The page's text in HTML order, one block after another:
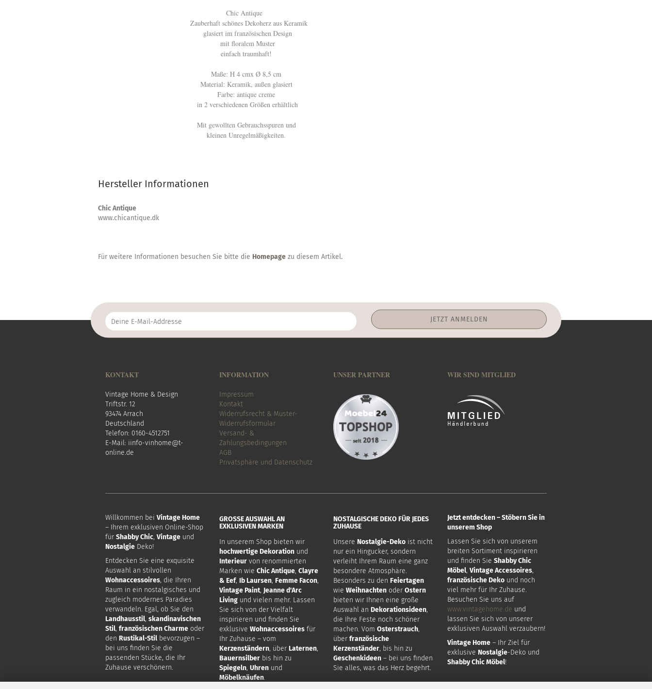
Chic Antique
Zauberhaft schönes Dekoherz aus Keramik
glasiert im französischen Design
mit floralem Muster
einfach traumhaft!
Maße: H 4 cmx Ø 8,5 cm
Material: Keramik, außen glasiert
Farbe: antique creme
in 2 verschiedenen Größen erhältlich
Mit gewollten Gebrauchsspuren und
kleinen Unregelmäßigkeiten. ​
Hersteller Informationen
Chic Antique
www.chicantique.dk
Für weitere Informationen besuchen Sie bitte die Homepage zu diesem Artikel.
Deine
E-
KONTAKT
Vintage Home & Design
Triftstr. 12
93474 Arrach
Deutschland
Telefon: 0160-4512751
E-Mail: iinfo-vinhome@t-
online.de
INFORMATION
Impressum
Kontakt
Widerrufsrecht & Muster-
Widerrufsformular
Versand- &
Zahlungsbedingungen
AGB
Privatsphäre und Datenschutz
UNSER PARTNER WIR SIND MITGLIED
Willkommen bei Vintage Home
– Ihrem exklusiven Online-Shop
für Shabby Chic, Vintage und
Nostalgie Deko!
Entdecken Sie eine exquisite
Auswahl an stilvollen
Wohnaccessoires, die Ihren
Raum in ein nostalgisches und
zugleich modernes Paradies
verwandeln. Egal, ob Sie den
Landhausstil, skandinavischen
Stil, französischen Charme oder
den Rustikal-Stil bevorzugen –
bei uns finden Sie die
passenden Stücke, die Ihr
Zuhause verschönern.
GROSSE AUSWAHL AN E
XKLUSIVEN MARKEN
In unserem Shop bieten wir
hochwertige Dekoration und
Interieur von renommierten
Marken wie Chic Antique, Clayre
& Eef, Ib Laursen, Femme Facon,
Vintage Paint, Jeanne d'Arc
Living und vielen mehr. Lassen
Sie sich von der Vielfalt
inspirieren und finden Sie
exklusive Wohnaccessoires für
Ihr Zuhause – vom
Kerzenständern, über Laternen,
Bauernsilber bis hin zu
Spiegeln, Uhren und
Möbelknäufen.
NOSTALGISCHE DEKO FÜR JEDES
ZUHAUSE
Unsere Nostalgie-Deko ist nicht
nur ein Hingucker, sondern
verleiht Ihrem Raum eine ganz
besondere Atmosphäre.
Besonders zu den Feiertagen
wie Weihnachten oder Ostern
bieten wir Ihnen eine große
Auswahl an Dekorationsideen,
die Ihre Feste noch schöner
machen. Vom Osterstrauch,
über französische
Kerzenständer, bis hin zu
Geschenkideen – bei uns finden
Sie alles, was das Herz begehrt.
Jetzt entdecken – Stöbern Sie in
unserem Shop
Lassen Sie sich von unserem
breiten Sortiment inspirieren
und finden Sie Shabby Chic
Möbel, Vintage Accessoires,
französische Deko und noch
viel mehr für Ihr Zuhause.
Besuchen Sie uns auf
www.vintagehome.de und
lassen Sie sich von unserer
exklusiven Auswahl verzaubern!
Vintage Home – Ihr Ziel für
exklusive Nostalgie-Deko und
Shabby Chic Möbel!